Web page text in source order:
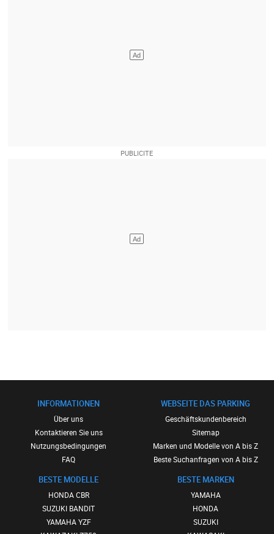
INFORMATIONEN
Über uns
Kontaktieren Sie uns
Nutzungsbedingungen
FAQ
BESTE MODELLE
HONDA CBR
SUZUKI BANDIT
YAMAHA YZF
WEBSEITE DAS PARKING
Geschäftskundenbereich
Sitemap
Marken und Modelle von A bis Z
Beste Suchanfragen von A bis Z
BESTE MARKEN
YAMAHA
HONDA
SUZUKI